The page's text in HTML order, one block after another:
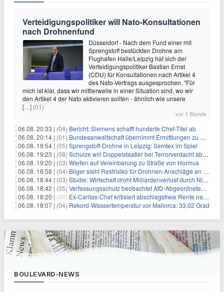
Verteidigungspolitiker will Nato-Konsultationen
nach Drohnenfund
Düsseldorf - Nach dem Fund einer mit
Sprengstoff bestückten Drohne am
Flughafen Halle/Leipzig hat sich der
Verteidigungspolitiker Bastian Ernst
(CDU) für Konsultationen nach Artikel 4
des Nato-Vertrags ausgesprochen. "Für
mich ist klar, dass wir mittlerweile in einer Situation sind, wo wir
den Artikel 4 der Nato aktivieren sollten - ähnlich wie unsere
[…] (01)
vor 1 Stunde
06.08. 20:33 | (04) Bericht: Siemens schafft hunderte Chef-Titel ab
06.08. 20:14 | (01) Bundesanwaltschaft übernimmt Ermittlungen zu Drohnenvorfall
06.08. 19:54 | (05) Sprengstoff-Drohne in Leipzig: Semtex im Spiel
06.08. 19:23 | (08) Schulze will Doppelstaatler bei Terrorverdacht abschieben
06.08. 19:20 | (03) Warten auf Vereinbarung zu Straße von Hormus
06.08. 18:58 | (04) Bilger sieht Restrisiko für Drohnen-Anschläge an Flughäfen
06.08. 18:44 | (03) Studie: Wirtschaft droht Milliardenverlust durch Niedrigwasser
06.08. 18:42 | (05) Verfassungsschutz beobachtet AfD-Abgeordneten Nolte
06.08. 18:20 | (00) Ex-Caritas-Chef kritisiert abschlagsfreie Rente nach 45 Jahren
06.08. 18:07 | (04) Rekord-Wassertemperatur vor Mallorca: 33,02 Grad
BOULEVARD-NEWS